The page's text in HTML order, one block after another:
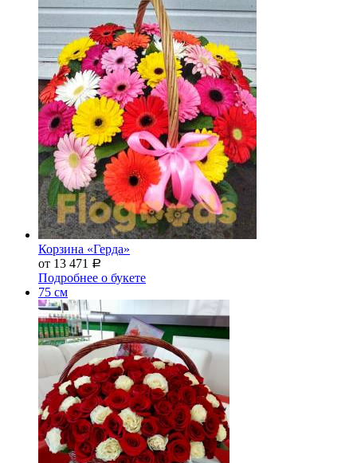
Корзина «Герда»
от 13 471
Р
Подробнее о букете
75 см